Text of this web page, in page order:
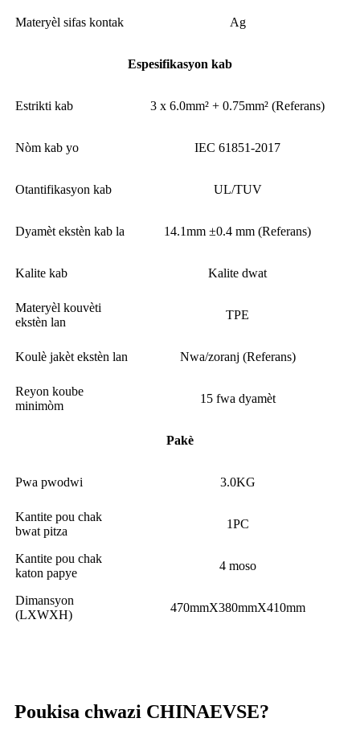
Materyèl sifas kontak Ag
Espesifikasyon kab
Estrikti kab 3 x 6.0mm² + 0.75mm² (Referans)
Nòm kab yo IEC 61851-2017
Otantifikasyon kab UL/TUV
Dyamèt ekstèn kab la 14.1mm ±0.4 mm (Referans)
Kalite kab Kalite dwat
Materyèl kouvèti
ekstèn lan
TPE
Koulè jakèt ekstèn lan Nwa/zoranj (Referans)
Reyon koube
minimòm
15 fwa dyamèt
Pakè
Pwa pwodwi 3.0KG
Kantite pou chak
bwat pitza
1PC
Kantite pou chak
katon papye
4 moso
Dimansyon
(LXWXH)
470mmX380mmX410mm
Poukisa chwazi CHINAEVSE?